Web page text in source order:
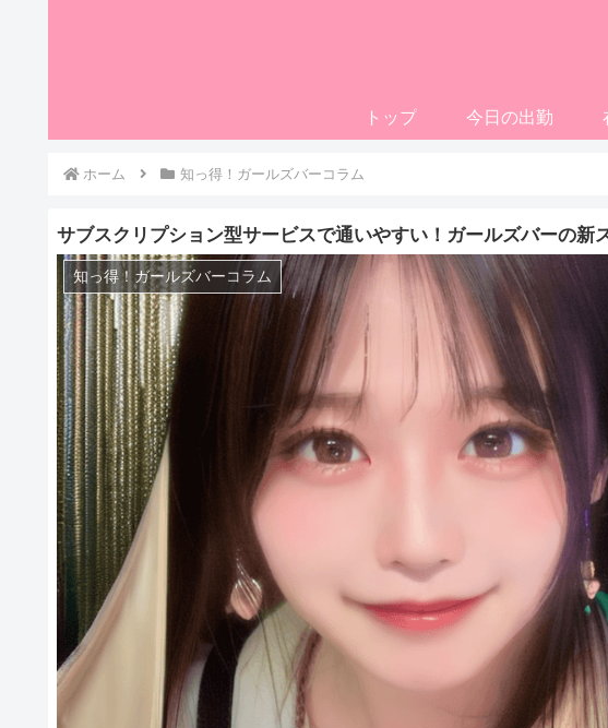
トップ 今日の出勤
ホーム 知っ得！ガールズバーコラム
サブスクリプション型サービスで通いやすい！ガールズバーの新
知っ得！ガールズバーコラム